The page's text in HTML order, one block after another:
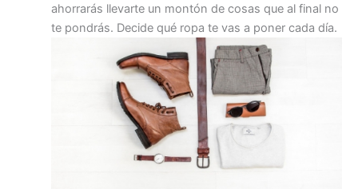
ahorrarás llevarte un montón de cosas que al final no
te pondrás. Decide qué ropa te vas a poner cada día.